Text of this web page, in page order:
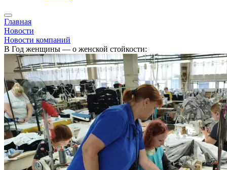
Главная
Новости
Новости компаний
В Год женщины — о женской стойкости: